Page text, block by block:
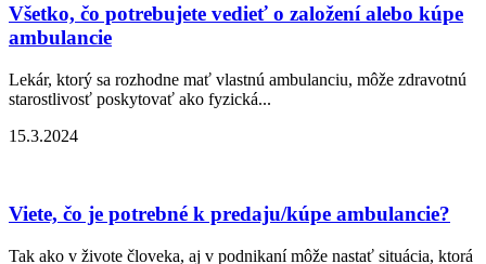
Všetko, čo potrebujete vedieť o založení alebo kúpe
ambulancie
Lekár, ktorý sa rozhodne mať vlastnú ambulanciu, môže zdravotnú
starostlivosť poskytovať ako fyzická...
15.3.2024
Viete, čo je potrebné k predaju/kúpe ambulancie?
Tak ako v živote človeka, aj v podnikaní môže nastať situácia, ktorá